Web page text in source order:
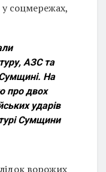
соцмережах,
АЗС та
На
про двох
ударів
Сумщини
ворожих